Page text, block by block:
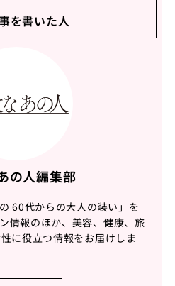
を書いた人
の人編集部
60代からの大人の装い」を
情報のほか、美容、健康、旅
に役立つ情報をお届けしま